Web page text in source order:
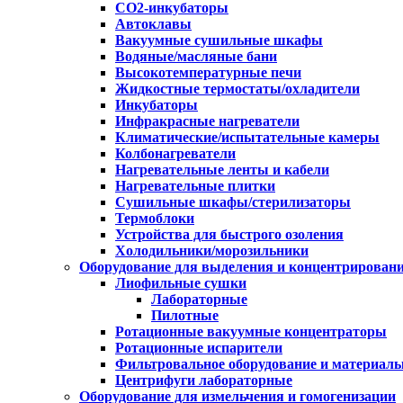
CO2-инкубаторы
Автоклавы
Вакуумные сушильные шкафы
Водяные/масляные бани
Высокотемпературные печи
Жидкостные термостаты/охладители
Инкубаторы
Инфракрасные нагреватели
Климатические/испытательные камеры
Колбонагреватели
Нагревательные ленты и кабели
Нагревательные плитки
Сушильные шкафы/стерилизаторы
Термоблоки
Устройства для быстрого озоления
Холодильники/морозильники
Оборудование для выделения и
Лиофильные сушки
Лабораторные
Пилотные
Ротационные вакуумные концентраторы
Ротационные испарители
Фильтровальное оборудование и
Центрифуги лабораторные
Оборудование для измельчения и гомогенизации